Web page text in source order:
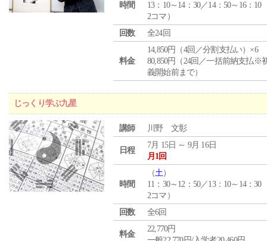
時間
13：10～14：30／14：50～16：10
2コマ）
回数
全24回
料金
14,850円（4回／分割支払い）×6
80,850円（24回／一括前納支払※
義開始前まで）
じっくり学ぶ九星
講師 川野 文彰
日程
7月 15日 ～ 9月 16日
月1回
時間
（土）
11：30～12：50／13：10～14：30
2コマ）
回数
全6回
料金
22,770円